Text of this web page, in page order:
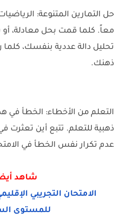
حل التمارين المتنوعة:
معاً. كلما قمت بحل معادلة، أو
تحليل دالة عددية بنفسك،
ذهنك.
التعلم من الأخطاء: الخطأ في
ذهبية للتعلم. تتبع أين
عدم تكرار نفس الخطأ في
شاهد
الامتحان التجريبي
للمستوى